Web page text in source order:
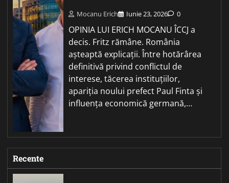
Mocanu Erich Iunie 23, 2026 0
OPINIA LUI ERICH MOCANU ÎCCJ a
decis. Fritz rămâne. România
așteaptă explicații. Între hotărârea
definitivă privind conflictul de
interese, tăcerea instituțiilor,
apariția noului prefect Paul Finta și
influența economică germană,…
Recente